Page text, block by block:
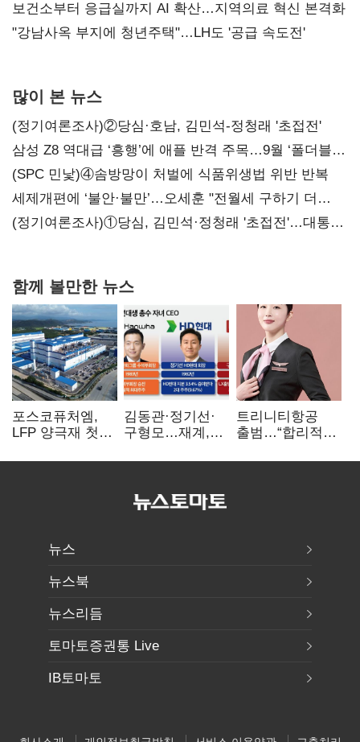
보건소부터 응급실까지 AI 확산…지역의료 혁신 본격화
"강남사옥 부지에 청년주택"…LH도 '공급 속도전'
많이 본 뉴스
(정기여론조사)②당심·호남, 김민석-정청래 '초접전'
삼성 Z8 역대급 ‘흥행’에 애플 반격 주목…9월 ‘폴더블
대전’
(SPC 민낯)④솜방망이 처벌에 식품위생법 위반 반복
세제개편에 ‘불안·불만’…오세훈 "전월세 구하기 더
힘들어질 것"
(정기여론조사)①당심, 김민석·정청래 '초접전'…대통령
함께 볼만한 뉴스
포스코퓨처엠,
LFP 양극재 첫
ESS 시장 공략
김동관·정기선·
구형모…재계,
전성시대
트리니티항공
출범…“합리적
서비스로 승부”
뉴스
뉴스북
뉴스리듬
토마토증권통 Live
IB토마토